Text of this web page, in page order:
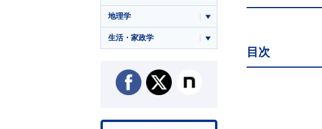
目次
地理学
生活・家政学